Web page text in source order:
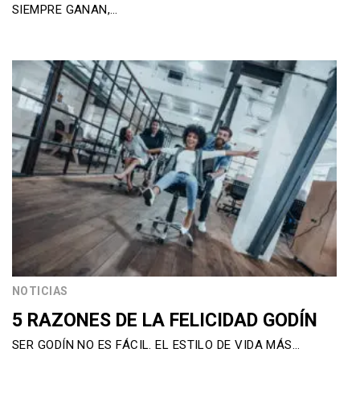
SIEMPRE GANAN,…
NOTICIAS
5 RAZONES DE LA FELICIDAD GODÍN
SER GODÍN NO ES FÁCIL. EL ESTILO DE VIDA MÁS…